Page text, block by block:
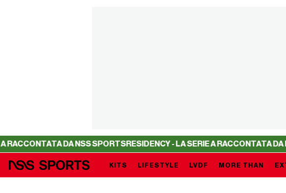
DA NSS SPORTSRESIDENCY - LA SERIE A RACCONTATA DA NSS
KITS LIFESTYLE LVDF MORE THAN